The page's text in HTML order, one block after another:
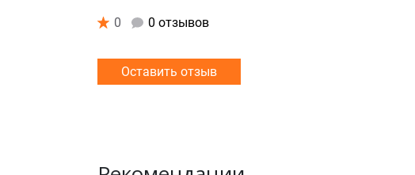
0 0 отзывов
Оставить отзыв